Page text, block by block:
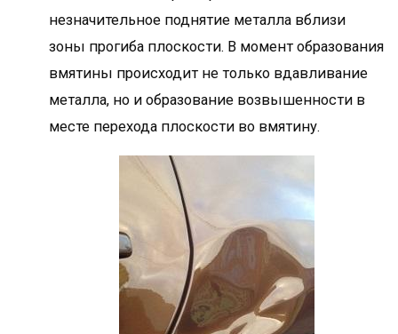
незначительное поднятие металла вблизи
зоны прогиба плоскости. В момент образования
вмятины происходит не только вдавливание
металла, но и образование возвышенности в
месте перехода плоскости во вмятину.